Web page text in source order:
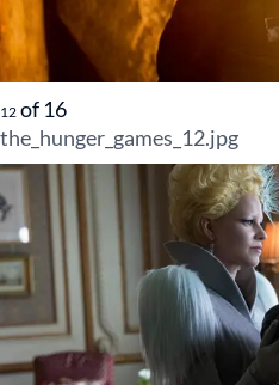
12 of 16
the_hunger_games_12.jpg